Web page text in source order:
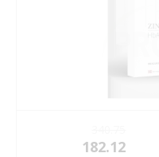
182.12